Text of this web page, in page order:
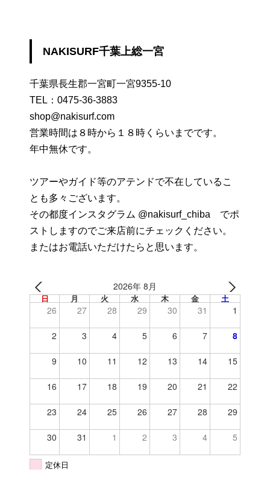
NAKISURF千葉上総一宮
千葉県長生郡一宮町一宮9355-10
TEL： 0475-36-3883
shop@nakisurf.com
営業時間は８時から１８時くらいまでです。
年中無休です。
ツアーやガイド等のアテンドで不在しているこ
とも多々ございます。
その都度インスタグラム @nakisurf_chiba でポ
ストしますのでご来店前にチェックください。
またはお電話いただけたらと思います。
2026年 8月
日 月 火 水 木 金 土
26 27 28 29 30 31 1
2 3 4 5 6 7 8
9 10 11 12 13 14 15
16 17 18 19 20 21 22
23 24 25 26 27 28 29
30 31 1 2 3 4 5
定休日